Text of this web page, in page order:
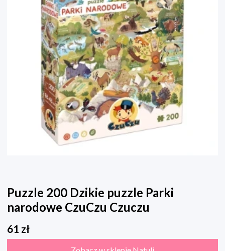
Puzzle 200 Dzikie puzzle Parki
narodowe CzuCzu Czuczu
61 zł